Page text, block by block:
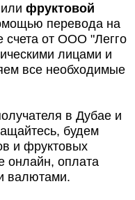
или фруктовой
перевода на
счета от ООО "Легго
лицами и
все необходимые
в Дубае и
будем
и фруктовых
онлайн, оплата
валютами.